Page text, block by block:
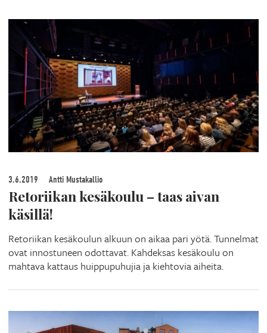
3.6.2019 Antti Mustakallio
Retoriikan kesäkoulu – taas aivan
käsillä!
Retoriikan kesäkoulun alkuun on aikaa pari yötä. Tunnelmat
ovat innostuneen odottavat. Kahdeksas kesäkoulu on
mahtava kattaus huippupuhujia ja kiehtovia aiheita.